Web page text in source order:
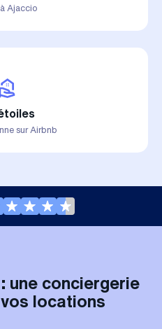
Ajaccio
sur Airbnb
une conciergerie
locations